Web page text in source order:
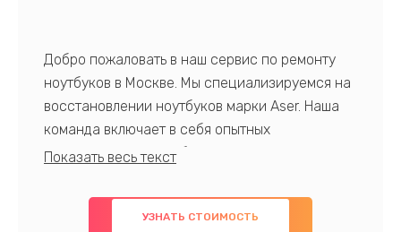
Добро пожаловать в наш сервис по ремонту
ноутбуков в Москве. Мы специализируемся на
восстановлении ноутбуков марки Aser. Наша
команда включает в себя опытных
профессионалов с обширными знаниями и
предлагаем быстрый и качественный ремонт с
использованием оригинальных компонентов, а
УЗНАТЬ СТОИМОСТЬ